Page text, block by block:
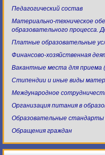
Педагогический состав
Материально-техническое
образовательного процесса.
Платные образовательные
Финансово-хозяйственная
Вакантные места для приема
Стипендии и иные виды
Международное
Организация питания в
Образовательные стандарты
Обращения граждан